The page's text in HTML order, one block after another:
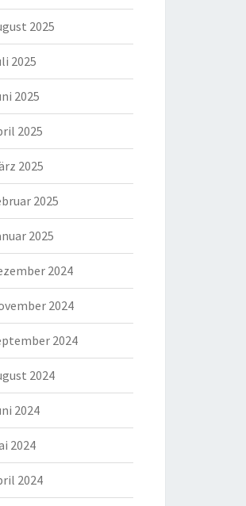
2025
2025
2025
2025
2025
2025
2025
2024
2024
2024
2024
2024
2024
2024